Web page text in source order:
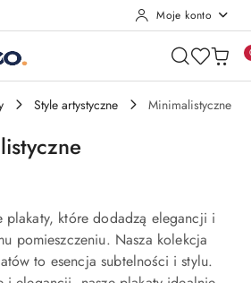
Moje konto
Style artystyczne Minimalistyczne
plakaty, które dodadzą elegancji i
pomieszczeniu. Nasza kolekcja
to esencja subtelności i stylu.